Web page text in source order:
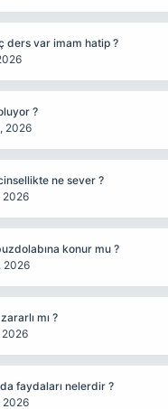
ders var imam hatip ?
?
2026
ne sever ?
2026
konur mu ?
2026
mı ?
2026
faydaları nelerdir ?
2026